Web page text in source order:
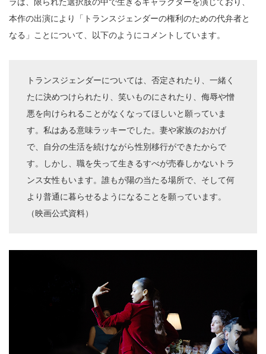
本作の出演により「トランスジェンダーの権利のための代弁者と
なる」ことについて、以下のようにコメントしています。
トランスジェンダーについては、否定されたり、一緒く
たに決めつけられたり、笑いものにされたり、侮辱や憎
悪を向けられることがなくなってほしいと願っていま
す。私はある意味ラッキーでした。妻や家族のおかげ
で、自分の生活を続けながら性別移行ができたからで
す。しかし、職を失って生きるすべが売春しかないトラ
ンス女性もいます。誰もが陽の当たる場所で、そして何
より普通に暮らせるようになることを願っています。
（映画公式資料）